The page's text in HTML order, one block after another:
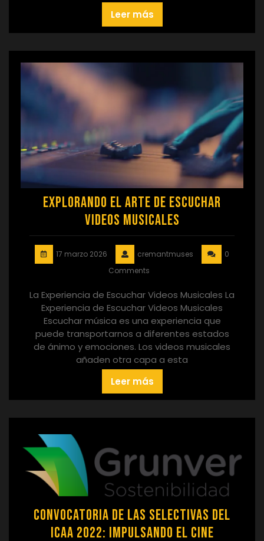
Leer más
Explorando el Arte de Escuchar
Videos Musicales
17 marzo 2026 cremantmuses
0
Comments
La Experiencia de Escuchar Videos Musicales La
Experiencia de Escuchar Videos Musicales
Escuchar música es una experiencia que
puede transportarnos a diferentes estados
de ánimo y emociones. Los videos musicales
añaden otra capa a esta
Leer más
Convocatoria de las Selectivas del
ICAA 2022: Impulsando el Cine